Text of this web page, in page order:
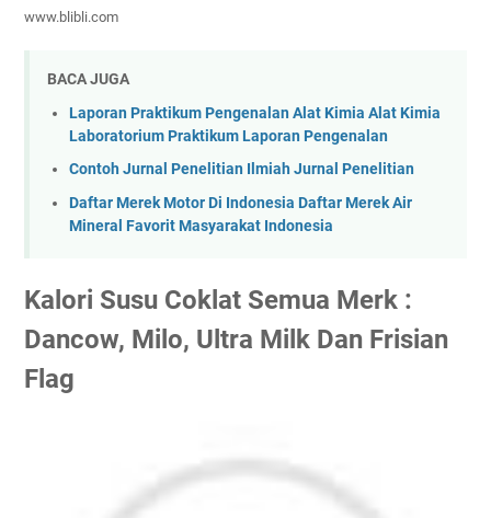
www.blibli.com
BACA JUGA
Laporan Praktikum Pengenalan Alat Kimia Alat Kimia
Laboratorium Praktikum Laporan Pengenalan
Contoh Jurnal Penelitian Ilmiah Jurnal Penelitian
Daftar Merek Motor Di Indonesia Daftar Merek Air
Mineral Favorit Masyarakat Indonesia
Kalori Susu Coklat Semua Merk :
Dancow, Milo, Ultra Milk Dan Frisian
Flag